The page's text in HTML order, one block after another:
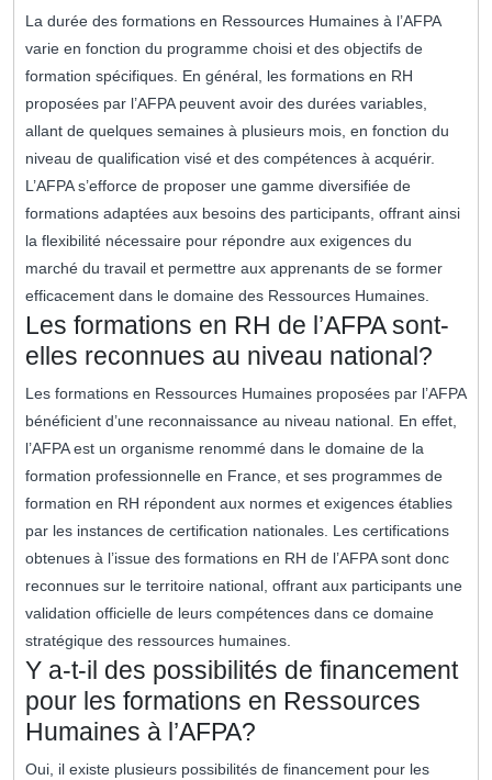
La durée des formations en Ressources Humaines à l’AFPA
varie en fonction du programme choisi et des objectifs de
formation spécifiques. En général, les formations en RH
proposées par l’AFPA peuvent avoir des durées variables,
allant de quelques semaines à plusieurs mois, en fonction du
niveau de qualification visé et des compétences à acquérir.
L’AFPA s’efforce de proposer une gamme diversifiée de
formations adaptées aux besoins des participants, offrant ainsi
la flexibilité nécessaire pour répondre aux exigences du
marché du travail et permettre aux apprenants de se former
efficacement dans le domaine des Ressources Humaines.
Les formations en RH de l’AFPA sont-
elles reconnues au niveau national?
Les formations en Ressources Humaines proposées par l’AFPA
bénéficient d’une reconnaissance au niveau national. En effet,
l’AFPA est un organisme renommé dans le domaine de la
formation professionnelle en France, et ses programmes de
formation en RH répondent aux normes et exigences établies
par les instances de certification nationales. Les certifications
obtenues à l’issue des formations en RH de l’AFPA sont donc
reconnues sur le territoire national, offrant aux participants une
validation officielle de leurs compétences dans ce domaine
stratégique des ressources humaines.
Y a-t-il des possibilités de financement
pour les formations en Ressources
Humaines à l’AFPA?
Oui, il existe plusieurs possibilités de financement pour les